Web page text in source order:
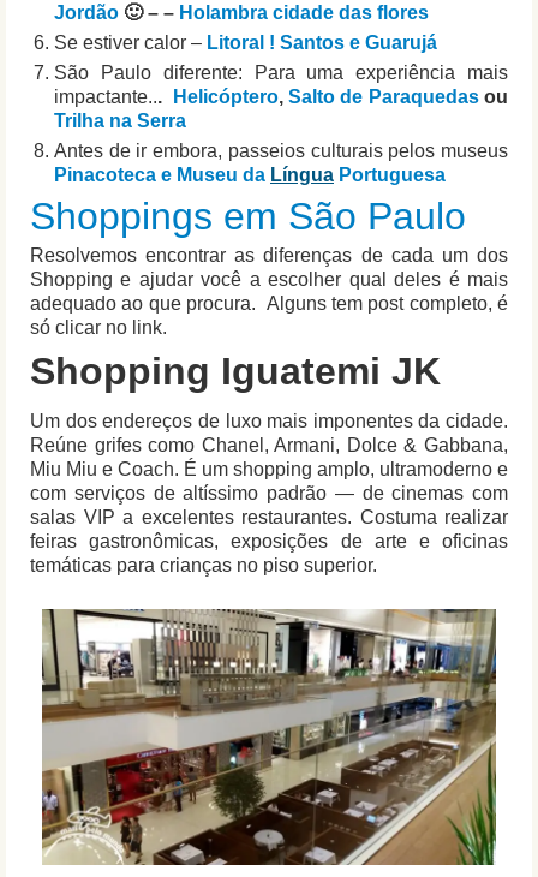
Jordão 🙂 – – Holambra cidade das flores
Se estiver calor – Litoral ! Santos e Guarujá
São Paulo diferente: Para uma experiência mais
impactante... Helicóptero,Salto de Paraquedasou
Trilha na Serra
Antes de ir embora, passeios culturais pelos museus
Pinacoteca e Museu da Língua Portuguesa
Shoppings em São Paulo
Resolvemos encontrar as diferenças de cada um dos
Shopping e ajudar você a escolher qual deles é mais
adequado ao que procura. Alguns tem post completo, é
só clicar no link.
Shopping Iguatemi JK
Um dos endereços de luxo mais imponentes da cidade.
Reúne grifes como Chanel, Armani, Dolce & Gabbana,
Miu Miu e Coach. É um shopping amplo, ultramoderno e
com serviços de altíssimo padrão — de cinemas com
salas VIP a excelentes restaurantes. Costuma realizar
feiras gastronômicas, exposições de arte e oficinas
temáticas para crianças no piso superior.